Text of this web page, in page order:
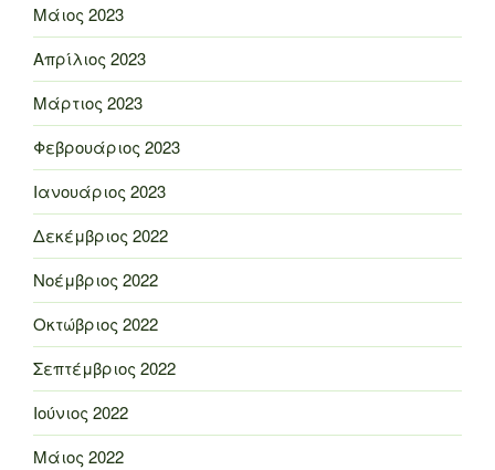
Μάιος 2023
Απρίλιος 2023
Μάρτιος 2023
Φεβρουάριος 2023
Ιανουάριος 2023
Δεκέμβριος 2022
Νοέμβριος 2022
Οκτώβριος 2022
Σεπτέμβριος 2022
Ιούνιος 2022
Μάιος 2022